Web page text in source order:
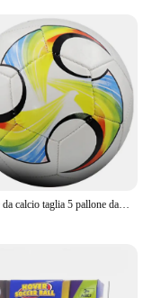
practice, and
bounce and
sets of 12 or 24
enthusiasts
the rigors
Pallone da calcio taglia 5 pallone da calcio ufficiale a prova di pressione all'aperto cucito a macchina per l'allenamento di calcio della partita di gioco all'aperto